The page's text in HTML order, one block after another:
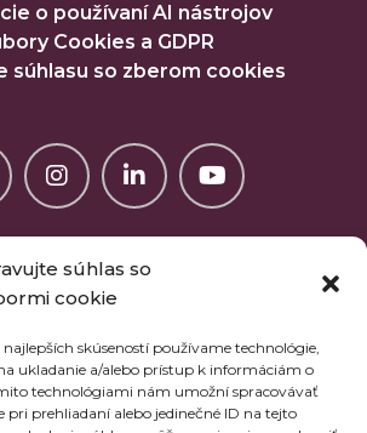
súhlas so
cookie
skúseností používame technológie,
ukladanie a/alebo prístup k informáciám o
technológiami nám umožní spracovávať
pri prehliadaní alebo jedinečné ID na tejto
o používaní AI nástrojov
Cookies a GDPR
súhlasu so zberom cookies